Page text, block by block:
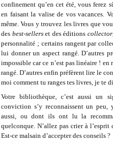
confinement qu’en cet été, vous ferez
en faisant la valise de vos vacances.
même. Vous y trouvez les livres que
des best-sellerset des éditionscollector
personnalité ; certains rangent par
lui donner un aspect rangé. D’autres
impossible car ce n’est pas linéaire ! en
rangé. D’autres enfin préfèrent lire le
moi comment tu ranges tes livres, je te
Votre bibliothèque, c’est aussi un
conviction s’y reconnaissent un
aussi, ou dont ils ont lu la
quelconque. N’allez pas crier à l’esprit
Est-ce malsain d’accepter des conseils ?